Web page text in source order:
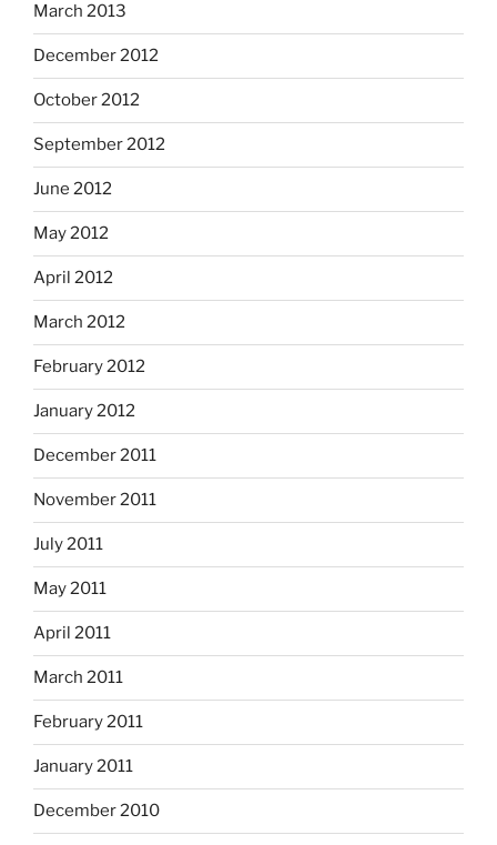
March 2013
December 2012
October 2012
September 2012
June 2012
May 2012
April 2012
March 2012
February 2012
January 2012
December 2011
November 2011
July 2011
May 2011
April 2011
March 2011
February 2011
January 2011
December 2010